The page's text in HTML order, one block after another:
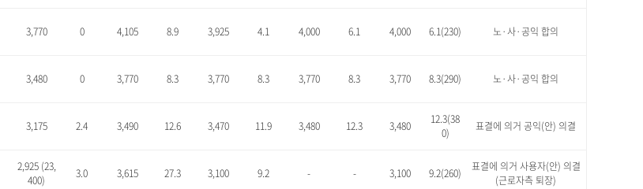
3,770 0 4,105 8.9 3,925 4.1 4,000 6.1 4,000 6.1(230) 노·사·공익 합의
3,480 0 3,770 8.3 3,770 8.3 3,770 8.3 3,770 8.3(290) 노·사·공익 합의
3,175 2.4 3,490 12.6 3,470 11.9 3,480 12.3 3,480
12.3(38
0)
표결에 의거 공익(안) 의결
2,925 (23,
400)
3.0 3,615 27.3 3,100 9.2 - - 3,100 9.2(260)
표결에 의거 사용자(안) 의결
(근로자측 퇴장)